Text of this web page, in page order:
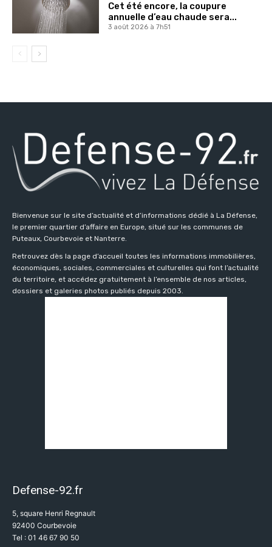
Cet été encore, la coupure
annuelle d’eau chaude sera...
3 août 2026 à 7h51
Bienvenue sur le site d’actualité et d’informations dédié à La Défense,
le premier quartier d’affaire en Europe, situé sur les communes de
Puteaux, Courbevoie et Nanterre.
Retrouvez dès la page d’accueil toutes les informations immobilières,
économiques, sociales, commerciales et culturelles qui font l’actualité
du territoire, et accédez gratuitement à l’ensemble de nos articles,
dossiers et galeries photos publiés depuis 2003.
Defense-92.fr
5, square Henri Regnault
92400 Courbevoie
Tel : 01 46 67 90 50